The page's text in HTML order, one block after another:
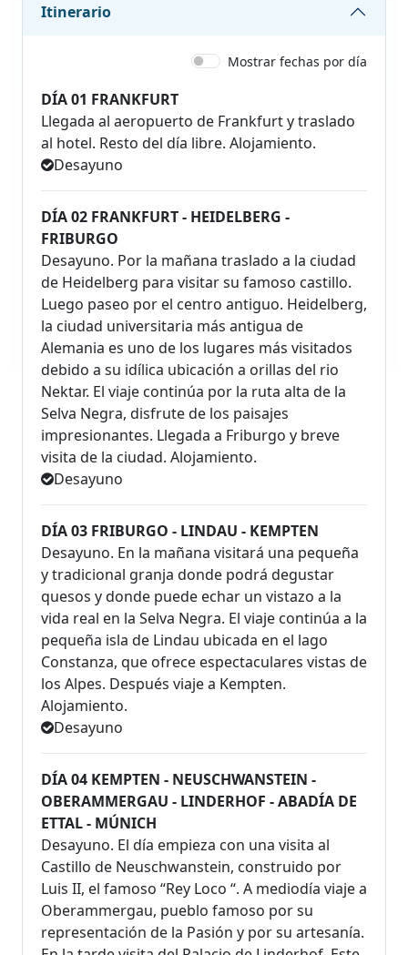
Itinerario
Mostrar fechas por día
DÍA 01 FRANKFURT
Llegada al aeropuerto de Frankfurt y traslado
al hotel. Resto del día libre. Alojamiento.
Desayuno
DÍA 02 FRANKFURT - HEIDELBERG -
FRIBURGO
Desayuno. Por la mañana traslado a la ciudad
de Heidelberg para visitar su famoso castillo.
Luego paseo por el centro antiguo. Heidelberg,
la ciudad universitaria más antigua de
Alemania es uno de los lugares más visitados
debido a su idílica ubicación a orillas del rio
Nektar. El viaje continúa por la ruta alta de la
Selva Negra, disfrute de los paisajes
impresionantes. Llegada a Friburgo y breve
visita de la ciudad. Alojamiento.
Desayuno
DÍA 03 FRIBURGO - LINDAU - KEMPTEN
Desayuno. En la mañana visitará una pequeña
y tradicional granja donde podrá degustar
quesos y donde puede echar un vistazo a la
vida real en la Selva Negra. El viaje continúa a la
pequeña isla de Lindau ubicada en el lago
Constanza, que ofrece espectaculares vistas de
los Alpes. Después viaje a Kempten.
Alojamiento.
Desayuno
DÍA 04 KEMPTEN - NEUSCHWANSTEIN -
OBERAMMERGAU - LINDERHOF - ABADÍA DE
ETTAL - MÚNICH
Desayuno. El día empieza con una visita al
Castillo de Neuschwanstein, construido por
Luis II, el famoso “Rey Loco “. A mediodía viaje a
Oberammergau, pueblo famoso por su
representación de la Pasión y por su artesanía.